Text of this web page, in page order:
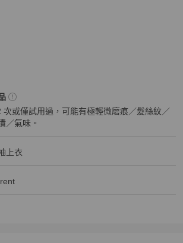
狀態與細節
次或僅試用過，可能有極輕微磨痕／髮絲紋／
／氣味。
資訊
上衣
品牌介紹